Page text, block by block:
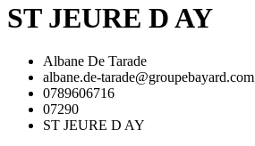
ST JEURE D AY
Albane De Tarade
albane.de-tarade@groupebayard.com
0789606716
07290
ST JEURE D AY